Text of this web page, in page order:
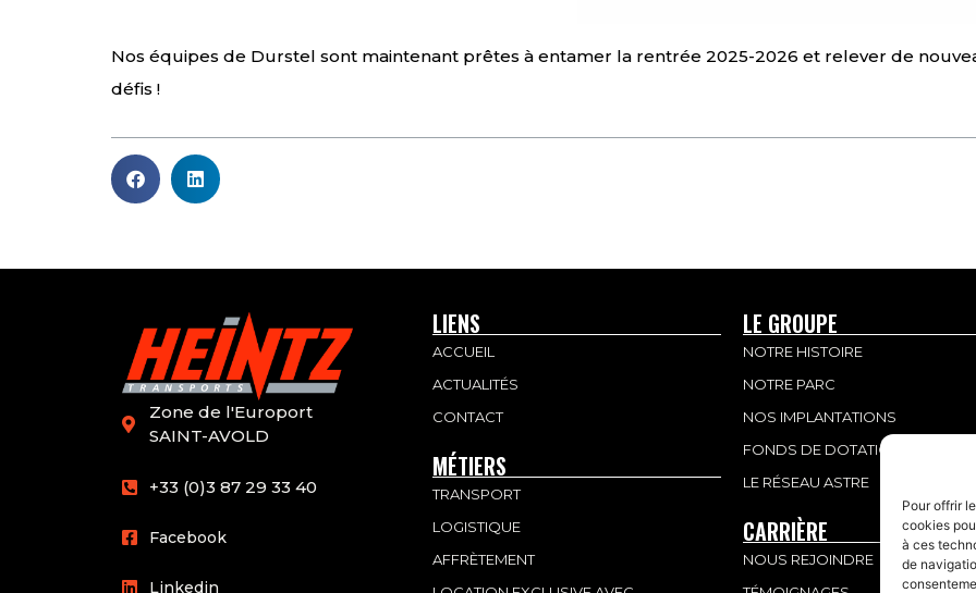
Pour offrir
cookies
à ces
de
Nos équipes de Durstel sont maintenant prêtes à entamer la rentrée 2025-2026 et relever de
défis !
Zone de l'Europort
SAINT-AVOLD
+33 (0)3 87 29 33 40
Facebook
Linkedin
LIENS
ACCUEIL
ACTUALITÉS
CONTACT
MÉTIERS
TRANSPORT
LOGISTIQUE
AFFRÈTEMENT
LE GROUPE
NOTRE HISTOIRE
NOTRE PARC
NOS IMPLANTATIONS
FONDS DE DOTATION HEINTZ
LE RÉSEAU ASTRE
CARRIÈRE
NOUS REJOINDRE